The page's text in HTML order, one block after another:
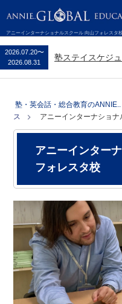
アニーインターナショナルスクール 向山フォレスタ
塾・英会話・総合教育の
ス
アニーインターナショ
アニーインター
フォレスタ校